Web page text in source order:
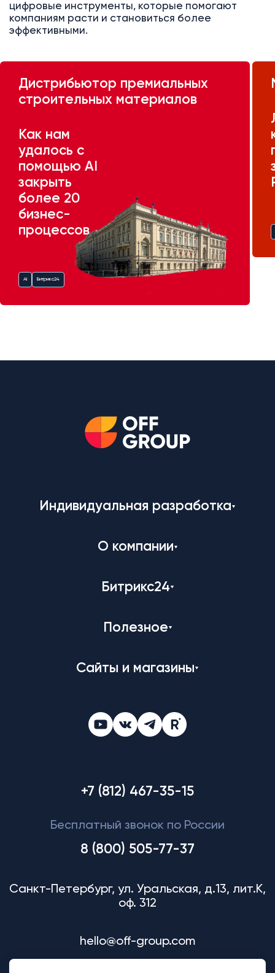
цифровые инструменты, которые помогают
компаниям расти и становиться более
эффективными.
Дистрибьютор премиальных
строительных материалов
Как нам
удалось с
помощью AI
закрыть
более 20
бизнес-
процессов
AI Битрикс24
Индивидуальная разработка
О компании
Битрикс24
Полезное
Сайты и магазины
+7 (812) 467-35-15
Бесплатный звонок по России
8 (800) 505-77-37
Санкт-Петербург, ул. Уральская, д.13, лит.К,
оф. 312
hello@off-group.com